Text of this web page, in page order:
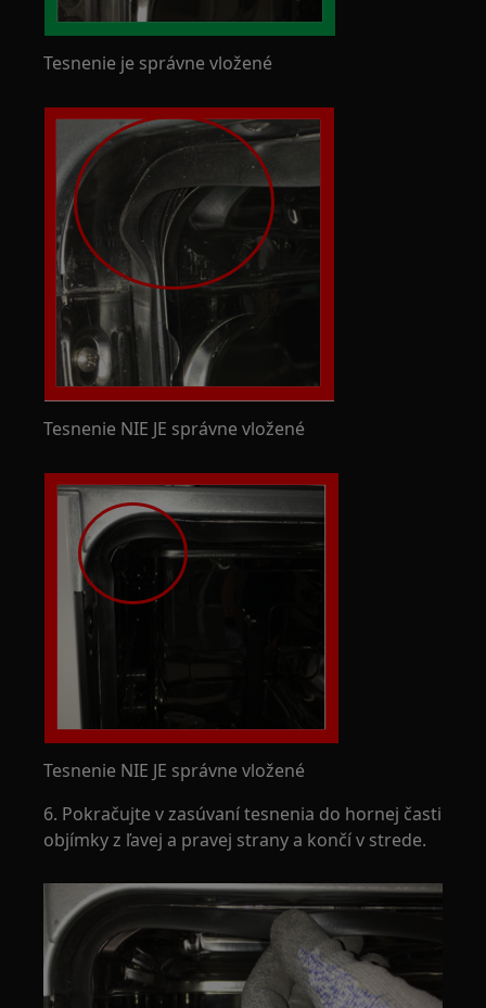
Tesnenie je správne vložené
Tesnenie NIE JE správne vložené
Tesnenie NIE JE správne vložené
6. Pokračujte v zasúvaní tesnenia do hornej časti
objímky z ľavej a pravej strany a končí v strede.